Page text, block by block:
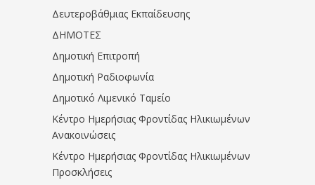
Δευτεροβάθμιας Εκπαίδευσης
ΔΗΜΟΤΕΣ
Δημοτική Επιτροπή
Δημοτική Ραδιοφωνία
Δημοτικό Λιμενικό Ταμείο
Κέντρο Ημερήσιας Φροντίδας Ηλικιωμένων
Ανακοινώσεις
Κέντρο Ημερήσιας Φροντίδας Ηλικιωμένων
Προσκλήσεις